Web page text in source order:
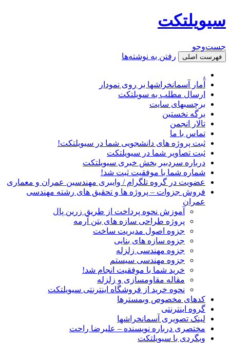
سیویلتکت
جست‌وجو
فهرست اصلی رفتن به نوشته‌ها
.
آمار آسمانخراشها بر روی نمودار
ارسال مطلب به سویلتکت
برچسبهای سایت
برگه نخستین
تالار انجمن
تماس با ما
ثبت پروژه های دانشجویی شما در سیویلتکت!
ثبت تصاویر شما در سیویلتکت
درباره سردبیر بخش خبری سیویلتکت
شماره شما با موفقیت ثبت شد!
عضویت در گروه تلگرام / وایبری مهندسین عمران و معماری
فروش جزوات – پروژه ها و تحقیق های رشته مهندسی
عمران
آموزش نحوه پرداخت از طریق زرین پال
پروژه طراحی سازه های بتن آرمه
جزوه اصول مدیریت ساخت
جزوه سازه های بنایی
جزوه مهندسی زلزله
جزوه مهندسی سیستم
خرید شما با موفقیت انجام شد!
مقاله مقاومسازی و زلزله
نحوه خرید از فروشگاه اینترنتی سیویلتکت
کدهای مخصوص وبمسترها
گروه اینترنتی
لینک تصویری آسمانخراشها
مختصری درباره نویسنده – علیرضا راحت
وبگردی با سیویلتکت